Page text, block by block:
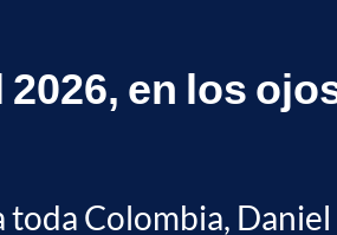
en los
Colombia,